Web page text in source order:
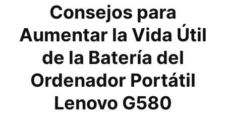
Consejos para
Aumentar la Vida Útil
de la Batería del
Ordenador Portátil
Lenovo G580